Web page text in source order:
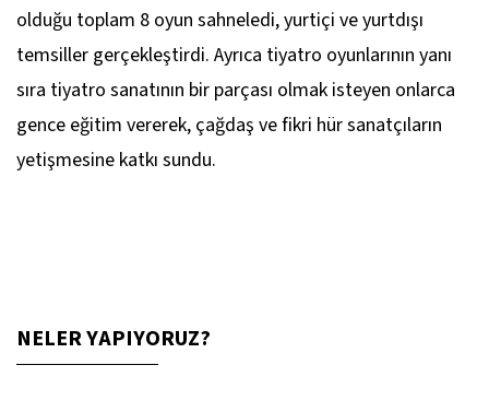
olduğu toplam 8 oyun sahneledi, yurtiçi ve yurtdışı
temsiller gerçekleştirdi. Ayrıca tiyatro oyunlarının yanı
sıra tiyatro sanatının bir parçası olmak isteyen onlarca
gence eğitim vererek, çağdaş ve fikri hür sanatçıların
yetişmesine katkı sundu.
NELER YAPIYORUZ?